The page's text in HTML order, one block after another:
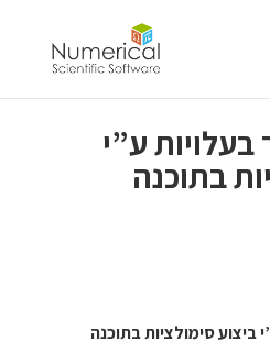
ע”י
בתוכנה
ביצוע סימולציות בתוכנה